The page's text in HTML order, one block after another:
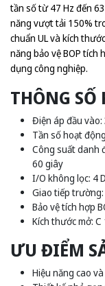
tần số từ 47 Hz đến
năng vượt tải 150%
chuẩn UL và kích
năng bảo vệ BOP tích
dụng công nghiệp.
THÔNG SỐ
Điện áp đầu vào:
Tần số hoạt
Công suất danh
60 giây
I/O không lọc: 4
Giao tiếp trường:
Bảo vệ tích hợp
Kích thước mở: C
ƯU ĐIỂM
Hiệu năng cao